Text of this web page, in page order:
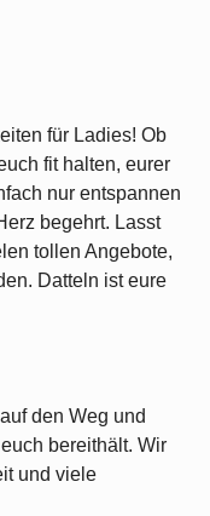
für Ladies! Ob
fit halten, eurer
nur entspannen
begehrt. Lasst
tollen Angebote,
Datteln ist eure
den Weg und
bereithält. Wir
und viele